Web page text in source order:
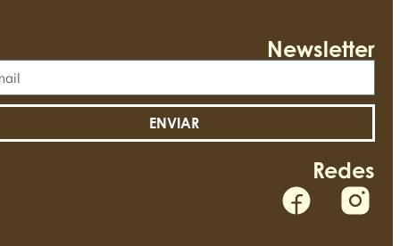
Newsletter
ENVIAR
Redes